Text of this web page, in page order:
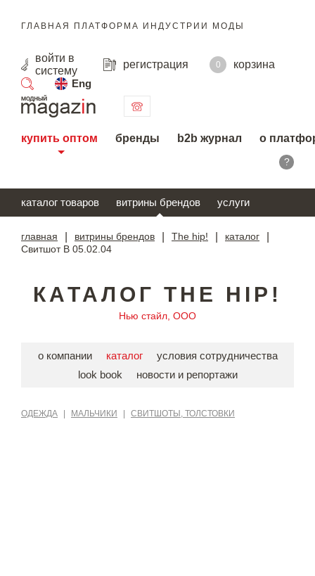
ГЛАВНАЯ ПЛАТФОРМА ИНДУСТРИИ МОДЫ
войти в
систему
регистрация 0
корзина
Eng
поиск
купить оптом бренды b2b журнал о
?
каталог товаров витрины брендов услуги
главная витрины брендов The hip! каталог
Свитшот B 05.02.04
КАТАЛОГ THE HIP!
Нью стайл, ООО
о компании каталог
условия сотрудничества
look book
новости и репортажи
ОДЕЖДА МАЛЬЧИКИ СВИТШОТЫ, ТОЛСТОВКИ